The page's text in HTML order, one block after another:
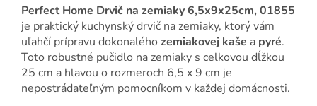
Perfect Home Drvič na zemiaky 6,5x9x25cm, 01855
je praktický kuchynský drvič na zemiaky, ktorý vám
uľahčí prípravu dokonalého zemiakovej kaše a pyré.
Toto robustné pučidlo na zemiaky s celkovou dĺžkou
25 cm a hlavou o rozmeroch 6,5 x 9 cm je
nepostrádateľným pomocníkom v každej domácnosti.